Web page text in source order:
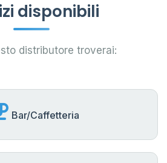
disponibili
distributore troverai:
Bar/Caffetteria